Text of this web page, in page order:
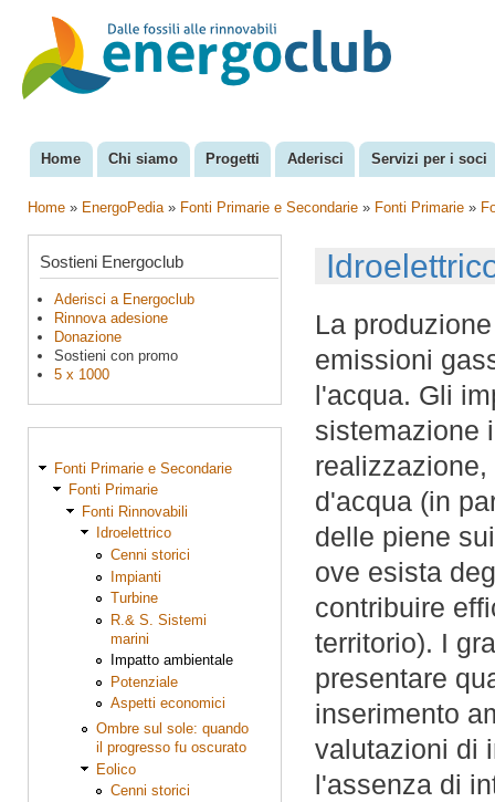
EnergoClub
per la
riconversione
del sistema
Menu principale
Home Chi siamo Progetti Aderisci Servizi per i soci
Home » EnergoPedia » Fonti Primarie e Secondarie » Fonti Primarie »
Sostieni Energoclub
Aderisci a Energoclub
Rinnova adesione
Donazione
Sostieni con promo
5 x 1000
Fonti Primarie e Secondarie
Fonti Primarie
Fonti Rinnovabili
Idroelettrico
Cenni storici
Impianti
Turbine
R.& S. Sistemi
marini
Impatto ambientale
Potenziale
Aspetti economici
Ombre sul sole: quando
il progresso fu oscurato
Eolico
Cenni storici
La
emissioni
l'acqua. Gli
sistemazione
d'acqua (in
delle piene
ove esista
contribuire
territorio). I
presentare
inserimento
valutazioni di
l'assenza di